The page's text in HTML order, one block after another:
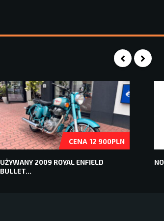
CENA 12 900PLN
UŻYWANY 2009 ROYAL ENFIELD
BULLET...